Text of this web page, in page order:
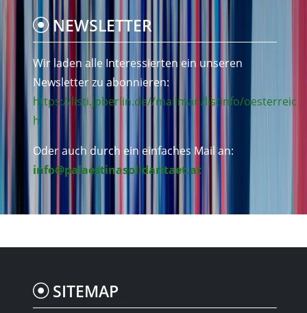
NEWSLETTER
Wir laden alle Interessierten ein unseren
Newsletter zu abonnieren:
https://listi.jpberlin.de//mailman/listinfo/oesterreic
h
Oder auch durch ein einfaches Mail an:
info@palaestinasolidaritaet.at
SITEMAP